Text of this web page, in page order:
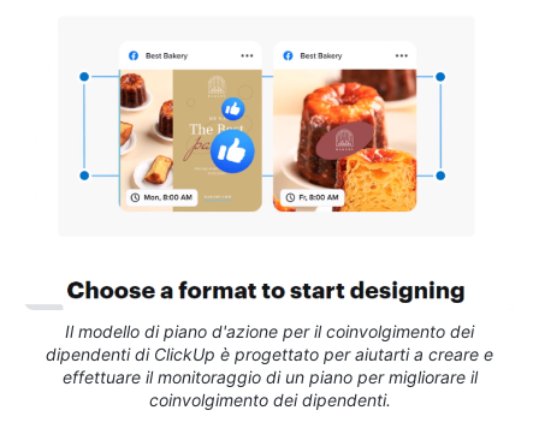
Il modello di piano d'azione per il coinvolgimento dei
dipendenti di ClickUp è progettato per aiutarti a creare e
effettuare il monitoraggio di un piano per migliorare il
coinvolgimento dei dipendenti.